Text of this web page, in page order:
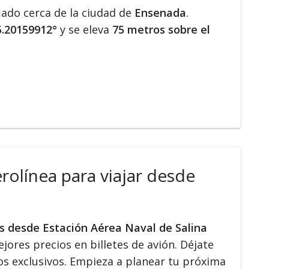
cerca de la ciudad de Ensenada.
y se eleva 75 metros sobre el
para viajar desde
Estación Aérea Naval de Salina
precios en billetes de avión. Déjate
exclusivos. Empieza a planear tu próxima